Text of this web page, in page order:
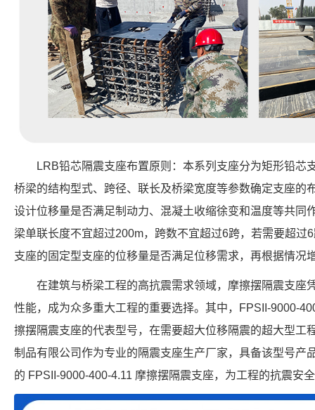
LRB铅芯隔震支座布置原则：本系列支座分为矩形铅芯
桥梁的结构型式、跨径、联长及桥梁宽度等参数确定支座的
设计位移量是否满足制动力、混凝土收缩徐变和温度等共同
梁单联长度不宜超过200m，跨数不宜超过6跨，若需要超过
支座的固定型支座的位移量是否满足位移需求，再根据情况
在建筑与桥梁工程的高抗震需求领域，摩擦摆隔震支座
性能，成为众多重大工程的重要选择。其中，FPSII-9000-
擦摆隔震支座的代表型号，在需要超大位移隔震的超大型工
制品有限公司作为专业的隔震支座生产厂家，具备该型号产
的 FPSII-9000-400-4.11 摩擦摆隔震支座，为工程的抗震安